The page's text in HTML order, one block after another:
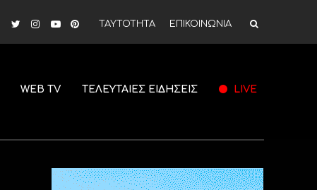
ΤΑΥΤΟΤΗΤΑ ΕΠΙΚΟΙΝΩΝΙΑ
WEB TV ΤΕΛΕΥΤΑΙΕΣ ΕΙΔΗΣΕΙΣ LIVE